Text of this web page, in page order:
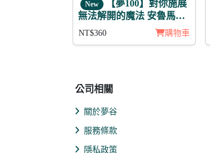
New 【夢100】對你施展
無法解開的魔法 安魯馬利
徽章3入組
NT$360 購物車
公司相關
關於夢谷
服務條款
隱私政策